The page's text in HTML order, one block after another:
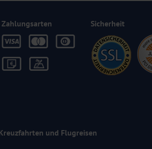
Zahlungsarten Sicherheit
und Flugreisen